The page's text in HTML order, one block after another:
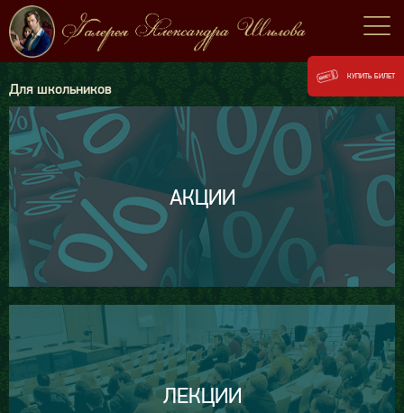
Для школьников
АКЦИИ
ЛЕКЦИИ
КУПИТЬ БИЛЕТ